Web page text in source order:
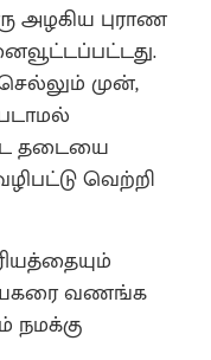
அழகிய புராண
செல்லும் முன்,
தடையை
வெற்றி
வணங்க